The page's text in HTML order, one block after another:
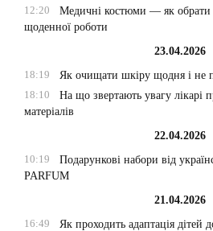
12:20
Медичні костюми — як обрати
щоденної роботи
23.04.2026
18:19
Як очищати шкіру щодня і не
18:10
На що звертають увагу лікарі
матеріалів
22.04.2026
10:19
Подарункові набори від
PARFUM
21.04.2026
16:49
Як проходить адаптація